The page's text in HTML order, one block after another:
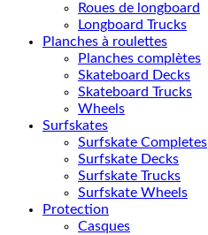
Roues de longboard
Longboard Trucks
Planches à roulettes
Planches complètes
Skateboard Decks
Skateboard Trucks
Wheels
Surfskates
Surfskate Completes
Surfskate Decks
Surfskate Trucks
Surfskate Wheels
Protection
Casques